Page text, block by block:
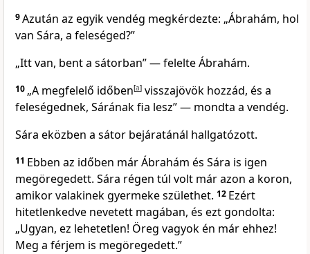
9Azután az egyik vendég megkérdezte: „Ábrahám, hol
van Sára, a feleséged?”
„Itt van, bent a sátorban” — felelte Ábrahám.
10 „A megfelelő időben[a] visszajövök hozzád, és a
feleségednek, Sárának fia lesz” — mondta a vendég.
Sára eközben a sátor bejáratánál hallgatózott.
11 Ebben az időben már Ábrahám és Sára is igen
megöregedett. Sára régen túl volt már azon a koron,
amikor valakinek gyermeke születhet. 12 Ezért
hitetlenkedve nevetett magában, és ezt gondolta:
„Ugyan, ez lehetetlen! Öreg vagyok én már ehhez!
Meg a férjem is megöregedett.”